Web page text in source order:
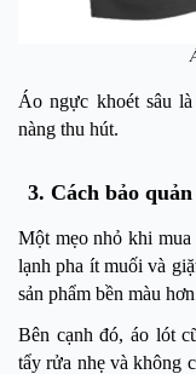
Áo ngực khoét sâu
nàng thu hút.
3. Cách bảo
Một mẹo nhỏ khi mua
lạnh pha ít muối và
sản phẩm bền màu
Bên cạnh đó, áo lót
tẩy rửa nhẹ và không